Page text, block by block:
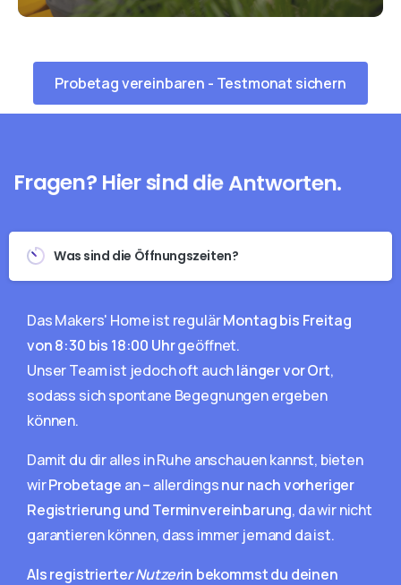
Probetag vereinbaren - Testmonat sichern
Fragen? HiersinddieAntworten.
Was sind die Öffnungszeiten?
Das Makers' Home ist regulärMontag bis Freitag
von 8:30 bis 18:00 Uhrgeöffnet.
Unser Team ist jedoch oft auchlänger vor Ort,
sodass sich spontane Begegnungen ergeben
können.
Damit du dir alles in Ruhe anschauen kannst, bieten
wirProbetage an – allerdingsnur nach vorheriger
Registrierung und Terminvereinbarung, da wir nicht
garantieren können, dass immer jemand da ist.
Als registrierter Nutzerin bekommst du deinen